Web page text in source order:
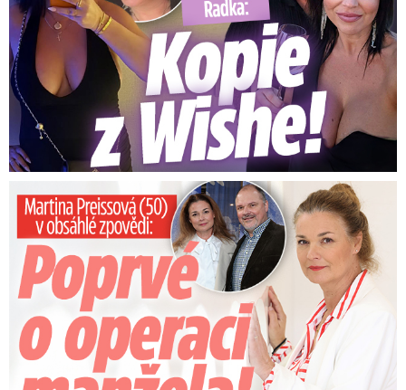
Preissová (50) v obsáhlé zpovědi: Poprvé o operaci manžela